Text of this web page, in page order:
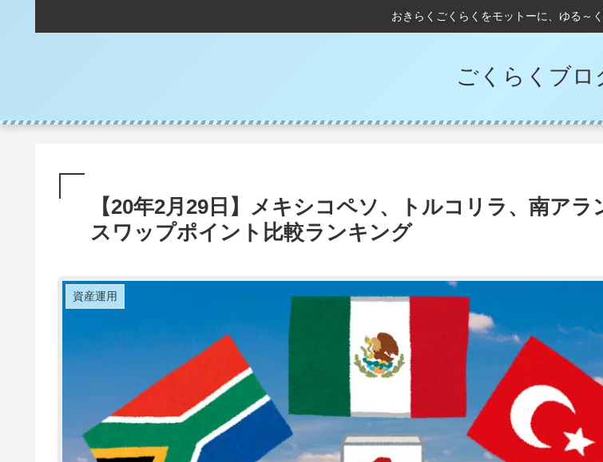
おきらくごくらくをモットーに、ゆる～
ごくらくブロ
【20年2月29日】メキシコペソ、トルコリラ、南アラ
スワップポイント比較ランキング
資産運用